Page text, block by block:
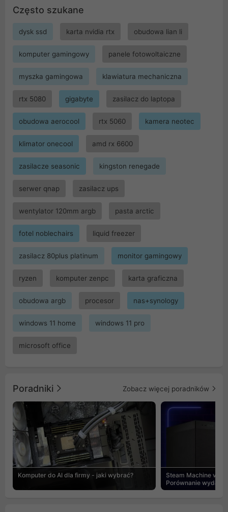
Często szukane
dysk ssd karta nvidia rtx obudowa lian li
komputer gamingowy panele fotowoltaiczne
myszka gamingowa klawiatura mechaniczna
rtx 5080 gigabyte zasilacz do laptopa
obudowa aerocool rtx 5060 kamera neotec
klimator onecool amd rx 6600
zasilacze seasonic kingston renegade
serwer qnap zasilacz ups
wentylator 120mm argb pasta arctic
fotel noblechairs liquid freezer
zasilacz 80plus platinum monitor gamingowy
ryzen komputer zenpc karta graficzna
obudowa argb procesor nas+synology
windows 11 home windows 11 pro
microsoft office
Poradniki Zobacz więcej poradników
Komputer do AI dla firmy - jaki wybrać?
Steam Machine vs
Porównanie